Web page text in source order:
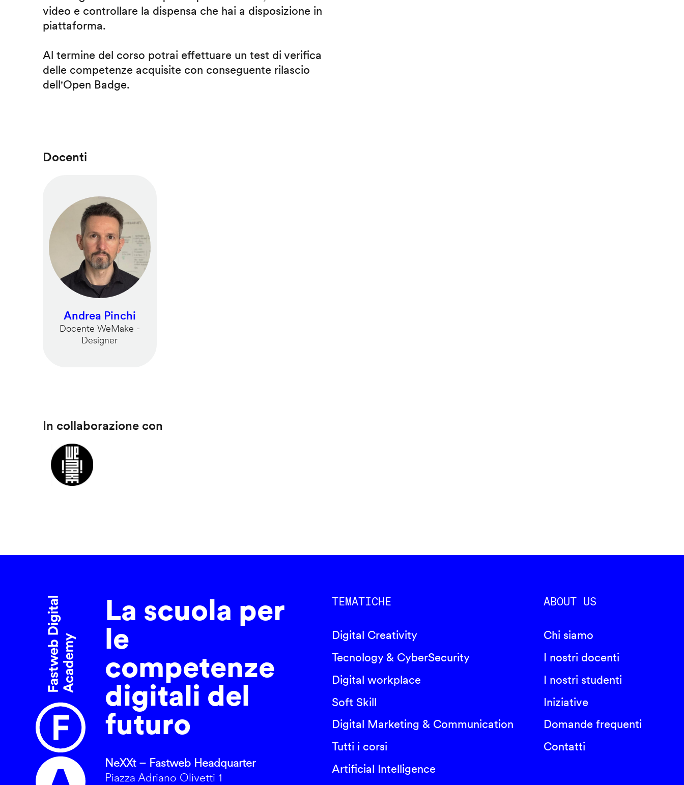
video e controllare la dispensa che hai a disposizione in
piattaforma.
Al termine del corso potrai effettuare un test di verifica
delle competenze acquisite con conseguente rilascio
dell'Open Badge.
Docenti
Andrea Pinchi
Docente WeMake -
Designer
In collaborazione con
La scuola per
le
competenze
digitali del
futuro
NeXXt – Fastweb Headquarter
Piazza Adriano Olivetti 1
TEMATICHE
Digital Creativity
Tecnology & CyberSecurity
Digital workplace
Soft Skill
Digital Marketing & Communication
Tutti i corsi
Artificial Intelligence
ABOUT US
Chi siamo
I nostri docenti
I nostri studenti
Iniziative
Domande frequenti
Contatti